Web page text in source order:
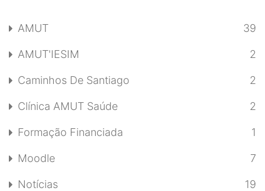
AMUT 39
AMUT'IESIM 2
Caminhos De Santiago 2
Clínica AMUT Saúde 2
Formação Financiada 1
Moodle 7
Notícias 19